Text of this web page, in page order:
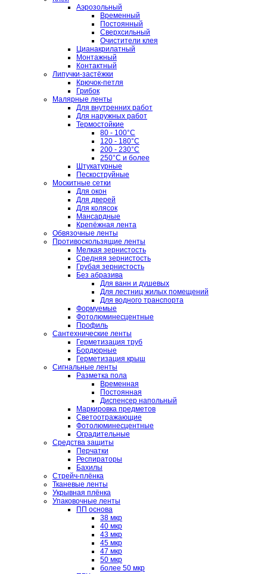
Аэрозольный
Временный
Постоянный
Сверхсильный
Очистители клея
Цианакрилатный
Монтажный
Контактный
Липучки-застёжки
Крючок-петля
Грибок
Малярные ленты
Для внутренних работ
Для наружных работ
Термостойкие
80 - 100°C
120 - 180°C
200 - 230°C
250°C и более
Штукатурные
Пескоструйные
Москитные сетки
Для окон
Для дверей
Для колясок
Мансардные
Крепёжная лента
Обвязочные ленты
Противоскользящие ленты
Мелкая зернистость
Средняя зернистость
Грубая зернистость
Без абразива
Для ванн и душевых
Для лестниц жилых помещений
Для водного транспорта
Формуемые
Фотолюминесцентные
Профиль
Сантехнические ленты
Герметизация труб
Бордюрные
Герметизация крыш
Сигнальные ленты
Разметка пола
Временная
Постоянная
Диспенсер напольный
Маркировка предметов
Светоотражающие
Фотолюминесцентные
Оградительные
Средства защиты
Перчатки
Респираторы
Бахилы
Стрейч-плёнка
Тканевые ленты
Укрывная плёнка
Упаковочные ленты
ПП основа
38 мкр
40 мкр
43 мкр
45 мкр
47 мкр
50 мкр
более 50 мкр